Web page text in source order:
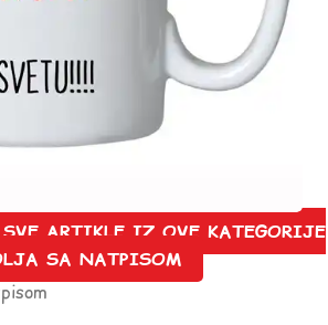
ARTIKLE IZ OVE KATEGORIJE
SA NATPISOM